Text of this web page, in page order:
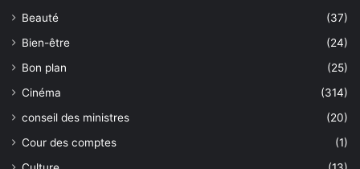
Beauté
(37)
Bien-être
(24)
Bon plan
(25)
Cinéma
(314)
conseil des ministres
(20)
Cour des comptes
(1)